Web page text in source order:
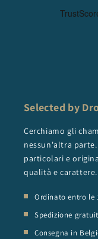
Selected by
Cerchiamo gli
nessun'altra
particolari e
qualità e carattere.
Ordinato entro le
Spedizione
Consegna in